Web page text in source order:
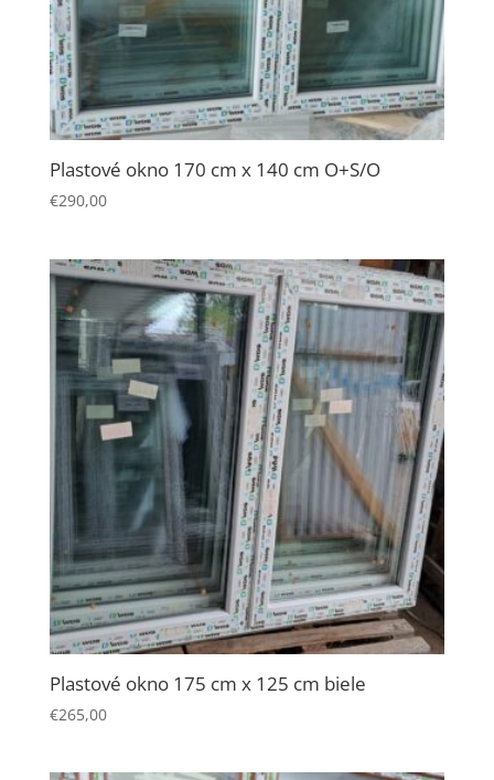
Plastové okno 170 cm x 140 cm O+S/O
€290,00
Plastové okno 175 cm x 125 cm biele
€265,00